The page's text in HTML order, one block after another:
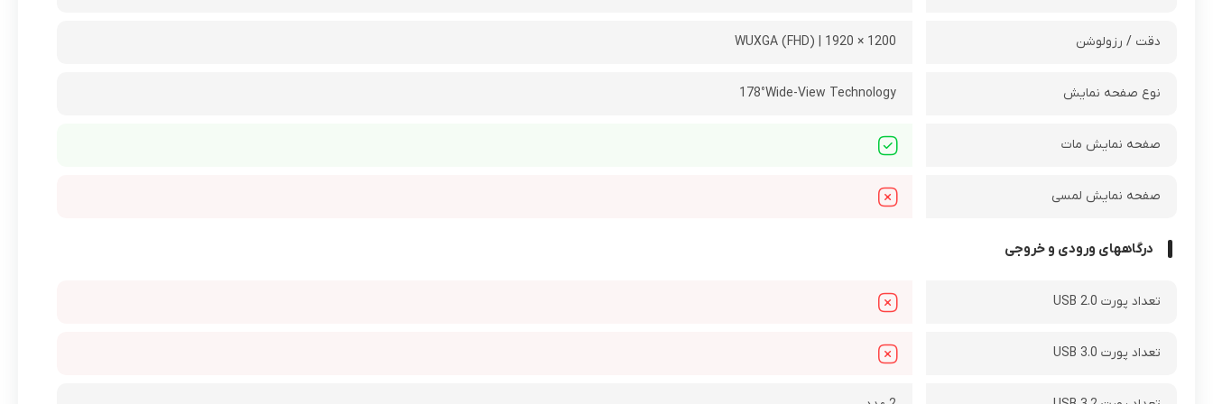
دقت / رزولوشن 1200 × 1920 | (WUXGA (FHD
نوع صفحه نمایش 178°Wide-View Technology
صفحه نمایش مات
صفحه نمایش لمسی
درگاههای ورودی و خروجی
تعداد پورت USB 2.0
تعداد پورت USB 3.0